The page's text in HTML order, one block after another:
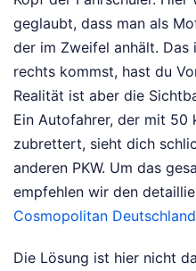
geglaubt, dass man als
der im Zweifel anhält. Das
rechts kommst, hast du
Realität ist aber die
Ein Autofahrer, der mit 50
zubrettert, sieht dich
anderen PKW. Um das
empfehlen wir den
Cosmopolitan Deutschland
Die Lösung ist hier nicht